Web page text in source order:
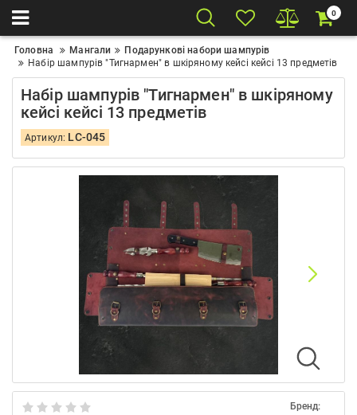
0
Головна Мангали
Подарункові набори шампурів
Набір шампурів "Тигнармен" в шкіряному кейсі кейсі 13 предметів
Набір шампурів "Тигнармен" в шкіряному
кейсі кейсі 13 предметів
Артикул: LC-045
Бренд: